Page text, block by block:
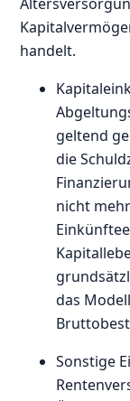
handelt.
geltend
die
nicht
das
Sonstige